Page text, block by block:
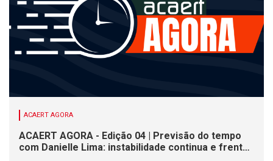
ACAERT AGORA
ACAERT AGORA - Edição 04 | Previsão do tempo
com Danielle Lima: instabilidade continua e frente